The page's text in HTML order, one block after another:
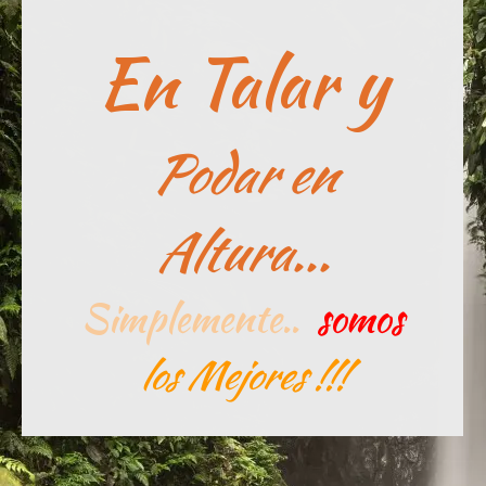
En Talar y
Podar en
Altura...
Simplemente.. somos
los Mejores !!!